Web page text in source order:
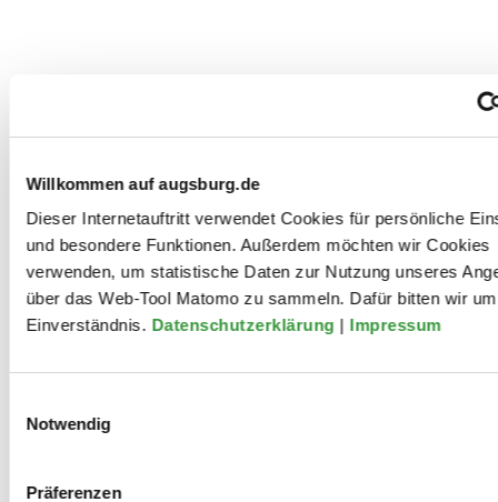
Willkommen auf augsburg.de
Dieser Internetauftritt verwendet Cookies für persönliche
und besondere Funktionen. Außerdem möchten wir Cookies
verwenden, um statistische Daten zur Nutzung unseres
über das Web-Tool Matomo zu sammeln. Dafür bitten wir
Einverständnis. Datenschutzerklärung | Impressum
Notwendig
Präferenzen
Mitwirkungen
2022
Zoe Beloff: "A Model Family in a
Model Home" (2015).
Filmscreening in englischer
Sprache mit deutschen Untertiteln